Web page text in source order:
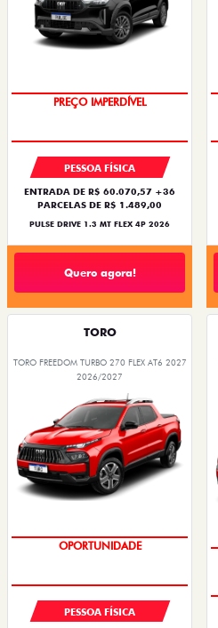
PREÇO IMPERDÍVEL
PESSOA FÍSICA
ENTRADA DE R$ 60.070,57 +36
PARCELAS DE R$ 1.489,00
PULSE DRIVE 1.3 MT FLEX 4P 2026
Quero agora!
TORO
TORO FREEDOM TURBO 270 FLEX AT6 2027
2026/2027
OPORTUNIDADE
PESSOA FÍSICA